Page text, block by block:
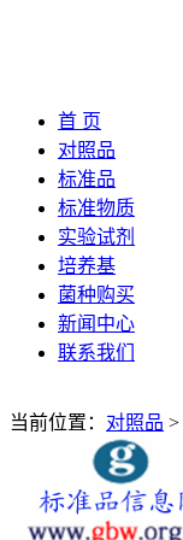
首 页
对照品
标准品
标准物质
实验试剂
培养基
菌种购买
新闻中心
联系我们
当前位置： 对照品 >